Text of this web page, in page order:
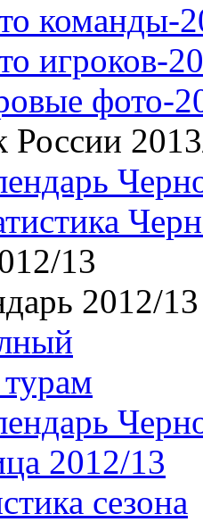
команды-
игроков-
фото-
России
13
2012/13
2012/13
сезона